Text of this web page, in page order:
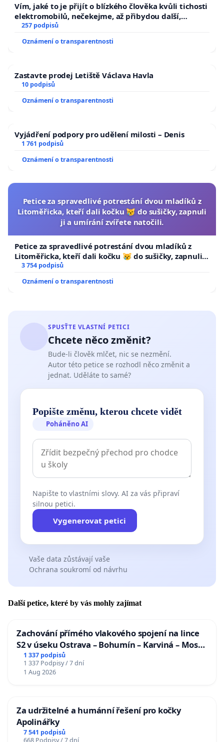
Vím, jaké to je přijít o blízkého člověka kvůli tichosti
elektromobilů, nečekejme, až přibydou další,
zaveďme slyšitelná auta!
257 podpisů
Oznámení o transparentnosti
Zastavte prodej Letiště Václava Havla
10 podpisů
Oznámení o transparentnosti
Vyjádření podpory pro udělení milosti – Denis
1 761 podpisů
Oznámení o transparentnosti
Petice za spravedlivé potrestání dvou mladíků z
Litoměřicka, kteří dali kočku 😿 do sušičky, zapnuli
ji a umírání zvířete natočili.
Petice za spravedlivé potrestání dvou mladíků z
Litoměřicka, kteří dali kočku 😿 do sušičky, zapnuli ji
a umírání zvířete natočili.
3 754 podpisů
Oznámení o transparentnosti
SPUSŤTE VLASTNÍ PETICI
Chcete něco změnit?
Bude-li člověk mlčet, nic se nezmění.
Autor této petice se rozhodl něco změnit a
jednat. Uděláte to samé?
Popište změnu, kterou chcete vidět
Poháněno AI
Napište to vlastními slovy. AI za vás připraví
silnou petici.
Vygenerovat petici
Vaše data zůstávají vaše
Ochrana soukromí od návrhu
Další petice, které by vás mohly zajímat
Zachování přímého vlakového spojení na lince
S2 v úseku Ostrava – Bohumín – Karviná – Mosty
u Jablunkova
1 337 podpisů
1 337 Podpisy / 7 dní
1 Aug 2026
Za udržitelné a humánní řešení pro kočky
Apolinářky
7 541 podpisů
668 Podpisy / 7 dní